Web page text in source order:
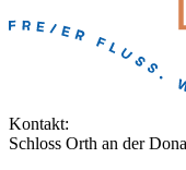
Kontakt:
Schloss Orth an der